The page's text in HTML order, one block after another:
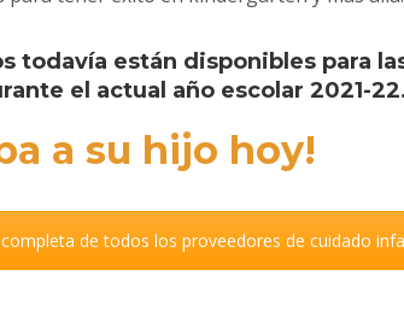
todavía están disponibles para
el actual año escolar 2021-
a su hijo hoy!
de todos los proveedores de cuidado